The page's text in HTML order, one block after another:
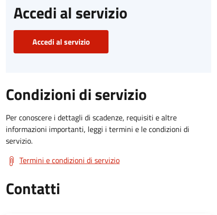
Accedi al servizio
Accedi al servizio
Condizioni di servizio
Per conoscere i dettagli di scadenze, requisiti e altre
informazioni importanti, leggi i termini e le condizioni di
servizio.
Termini e condizioni di servizio
Contatti